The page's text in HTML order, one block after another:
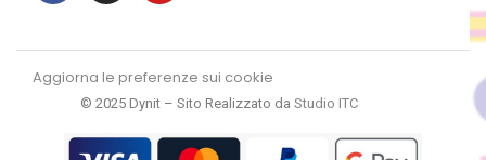
Aggiorna le preferenze sui cookie
© 2025 Dynit – Sito Realizzato da Studio ITC